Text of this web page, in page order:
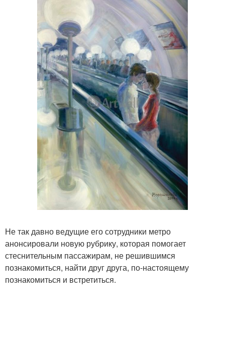
Не так давно ведущие его сотрудники метро
анонсировали новую рубрику, которая помогает
стеснительным пассажирам, не решившимся
познакомиться, найти друг друга, по-настоящему
познакомиться и встретиться.